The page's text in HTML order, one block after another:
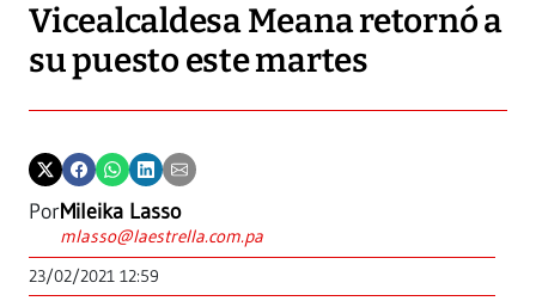
Vicealcaldesa Meana retornó a
su puesto este martes
PorMileika Lasso
mlasso@laestrella.com.pa
23/02/2021 12:59